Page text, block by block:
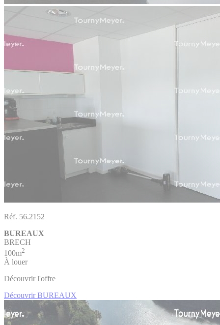
Réf. 56.2152
BUREAUX
BRECH
100m2
À louer
Découvrir l'offre
Découvrir BUREAUX